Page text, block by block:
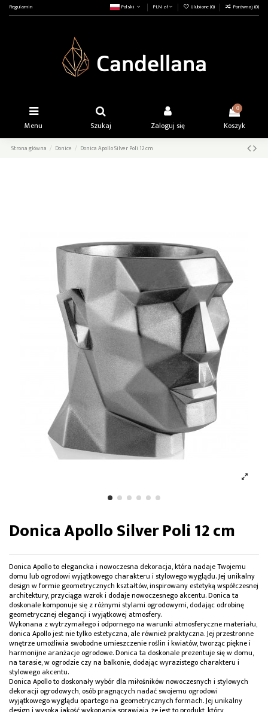
Regulamin Polski PLN zł Ulubione (0) Porównaj (0)
Menu Szukaj Zaloguj się
0
Koszyk
Strona główna Donice Donica Apollo Silver Poli 12 cm
Donica Apollo Silver Poli 12 cm
Donica Apollo to elegancka i nowoczesna dekoracja, która nadaje Twojemu
domu lub ogrodowi wyjątkowego charakteru i stylowego wyglądu. Jej unikalny
design w formie geometrycznych kształtów, inspirowany estetyką współczesnej
architektury, przyciąga wzrok i dodaje nowoczesnego akcentu. Donica ta
doskonale komponuje się z różnymi stylami ogrodowymi, dodając odrobinę
geometrycznej elegancji i wyjątkowej atmosfery.
Wykonana z wytrzymałego i odpornego na warunki atmosferyczne materiału,
donica Apollo jest nie tylko estetyczna, ale również praktyczna. Jej przestronne
wnętrze umożliwia swobodne umieszczenie roślin i kwiatów, tworząc piękne i
harmonijne aranżacje ogrodowe. Donica ta doskonale prezentuje się w domu,
na tarasie, w ogrodzie czy na balkonie, dodając wyrazistego charakteru i
stylowego akcentu.
Donica Apollo to doskonały wybór dla miłośników nowoczesnych i stylowych
dekoracji ogrodowych, osób pragnących nadać swojemu ogrodowi
wyjątkowego wyglądu opartego na geometrycznych formach. Jej unikalny